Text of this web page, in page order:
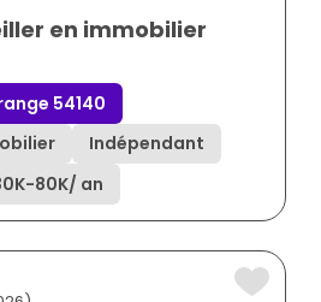
en immobilier
54140
Indépendant
-80K/ an